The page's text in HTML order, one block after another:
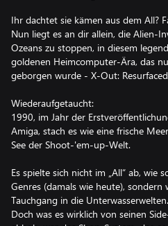
Ihr dachtet sie kämen aus dem All?
Nun liegt es an dir allein, die Alien-
Ozeans zu stoppen, in diesem
goldenen Heimcomputer-Ära, das
geborgen wurde - X-Out:
Wiederaufgetaucht:
1990, im Jahr der
Amiga, stach es wie eine frische
See der Shoot-'em-up-Welt.
Es spielte sich nicht im „All“ ab, wie
Genres (damals wie heute), sondern
Tauchgang in die Unterwasserwelten.
Doch was es wirklich von seinen